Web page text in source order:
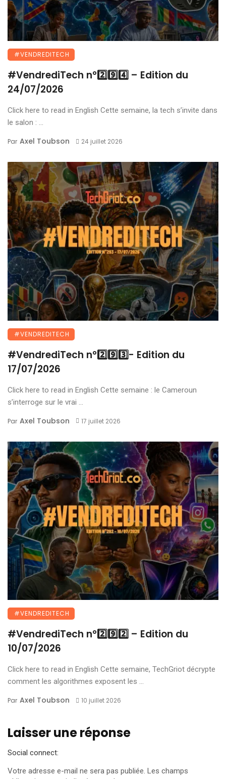
#VENDREDITECH
#VendrediTech n°2️⃣9️⃣4️⃣ – Edition du
24/07/2026
Click here to read in English Cette semaine, la tech s’invite dans
le salon : ...
Par Axel Toubson 24 juillet 2026
#VENDREDITECH
#VendrediTech n°2️⃣9️⃣3️⃣- Edition du
17/07/2026
Click here to read in English Cette semaine : le Cameroun
s’interroge sur le vrai ...
Par Axel Toubson 17 juillet 2026
#VENDREDITECH
#VendrediTech n°2️⃣9️⃣2️⃣ – Edition du
10/07/2026
Click here to read in English Cette semaine, TechGriot décrypte
comment les algorithmes exposent les ...
Par Axel Toubson 10 juillet 2026
Laisser une réponse
Social connect:
Votre adresse e-mail ne sera pas publiée. Les champs